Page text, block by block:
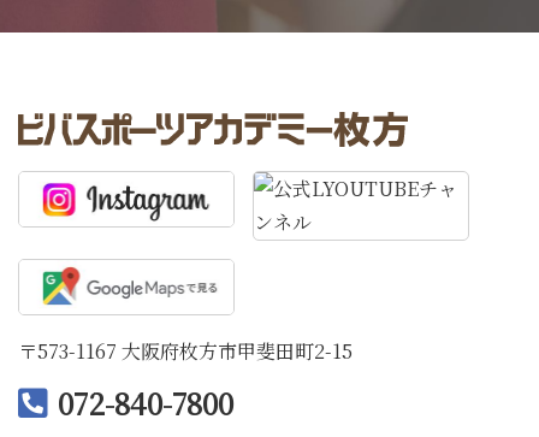
〒573-1167 大阪府枚方市甲斐田町2-15
072-840-7800